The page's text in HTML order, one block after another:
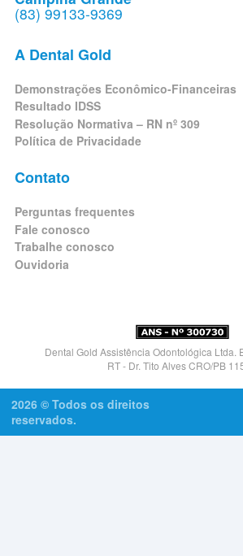
(83) 99133-9369
A Dental Gold
Demonstrações Econômico-Financeiras
Resultado IDSS
Resolução Normativa – RN nº 309
Política de Privacidade
Contato
Perguntas frequentes
Fale conosco
Trabalhe conosco
Ouvidoria
Dental Gold Assistência Odontológica Ltda.
RT - Dr. Tito Alves CRO/PB
2026 © Todos os direitos
reservados.